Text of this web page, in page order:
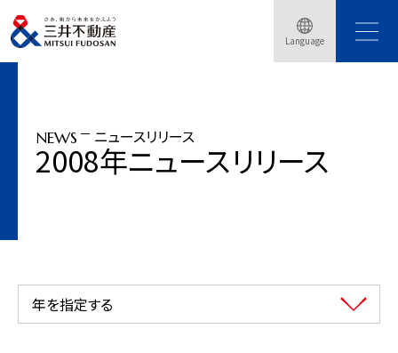
Language
トップページ ニュースリリース
柏の葉キャンパスエリアにてCO2排出状況のモニタリングを実施
NEWS ニュースリリース
2008年ニュースリリース
年を指定する